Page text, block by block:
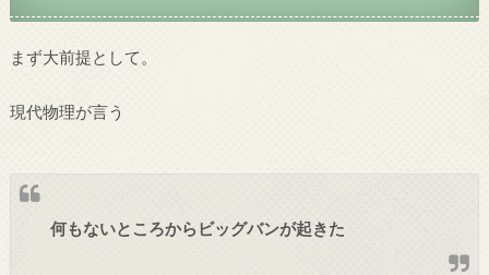
まず大前提として。
現代物理が言う
何もないところからビッグバンが起きた